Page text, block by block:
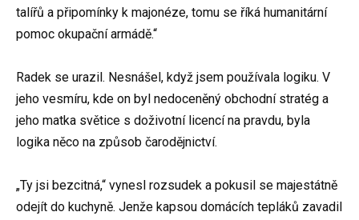
talířů a připomínky k majonéze, tomu se říká humanitární
pomoc okupační armádě.“
Radek se urazil. Nesnášel, když jsem používala logiku. V
jeho vesmíru, kde on byl nedoceněný obchodní stratég a
jeho matka světice s doživotní licencí na pravdu, byla
logika něco na způsob čarodějnictví.
„Ty jsi bezcitná,“ vynesl rozsudek a pokusil se majestátně
odejít do kuchyně. Jenže kapsou domácích tepláků zavadil